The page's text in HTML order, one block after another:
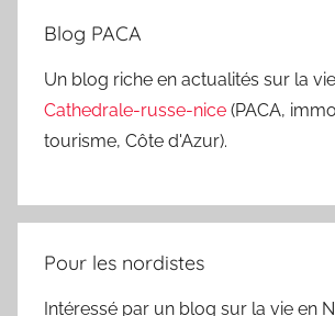
Blog PACA
Un blog riche en actualités sur la
Cathedrale-russe-nice (PACA,
tourisme, Côte d'Azur).
Pour les nordistes
Intéressé par un blog sur la vie en